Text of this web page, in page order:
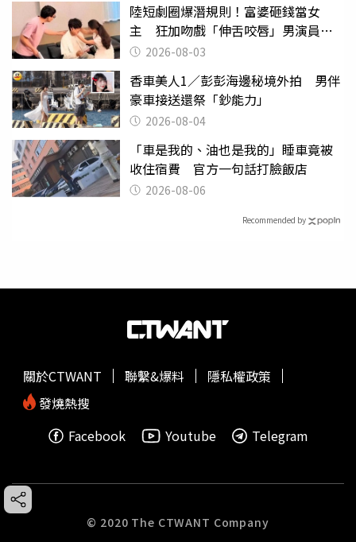
陸短劇圈爆潛規則！富婆砸錢當女
主 狂加吻戲「伸舌咬唇」男演員崩
潰 2026-08-03
香車美人1／彭彭海邊秘境外拍 男伴
豪車接送還祭「鈔能力」
2026-08-04
「車是我的、油也是我的」睡車竟被
收住宿費 官方一句話打臉飯店
2026-08-06
Recommended by
關於CTWANT 聯繫&爆料
隱私權政策
發燒熱搜
Facebook
Youtube Telegram
© 2020 The CTWANT Company